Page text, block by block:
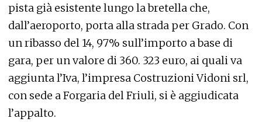
pista già esistente lungo la bretella che,
dall’aeroporto, porta alla strada per Grado. Con
un ribasso del 14, 97% sull’importo a base di
gara, per un valore di 360. 323 euro, ai quali va
aggiunta l’Iva, l’impresa Costruzioni Vidoni srl,
con sede a Forgaria del Friuli, si è aggiudicata
l’appalto.